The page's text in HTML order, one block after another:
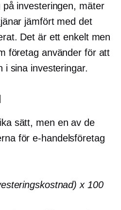
investeringen, mäter
jämfört med det
Det är ett enkelt men
företag använder för att
i sina investeringar.
sätt, men en av de
för e-handelsföretag
x 100